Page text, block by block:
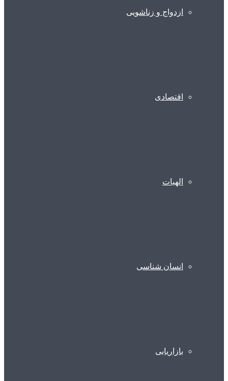
ازدواج و زناشویی
اقتصادی
الهیات
انسان شناسی
بازاریابی